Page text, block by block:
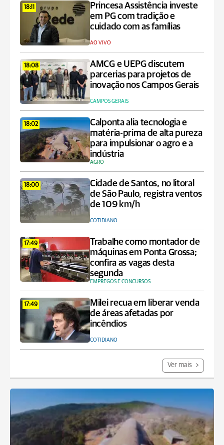
18:11
Princesa Assistência investe
em PG com tradição e
cuidado com as famílias
AO VIVO
18:08
AMCG e UEPG discutem
parcerias para projetos de
inovação nos Campos Gerais
CAMPOS GERAIS
18:02
Calponta alia tecnologia e
matéria-prima de alta pureza
para impulsionar o agro e a
indústria
AGRO
18:00
Cidade de Santos, no litoral
de São Paulo, registra ventos
de 109 km/h
COTIDIANO
17:49
Trabalhe como montador de
máquinas em Ponta Grossa;
confira as vagas desta
segunda
EMPREGOS E CONCURSOS
17:49
Milei recua em liberar venda
de áreas afetadas por
incêndios
COTIDIANO
Ver mais